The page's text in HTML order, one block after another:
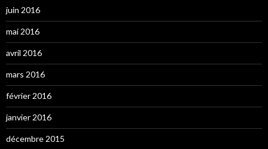
juin 2016
mai 2016
avril 2016
mars 2016
février 2016
janvier 2016
décembre 2015